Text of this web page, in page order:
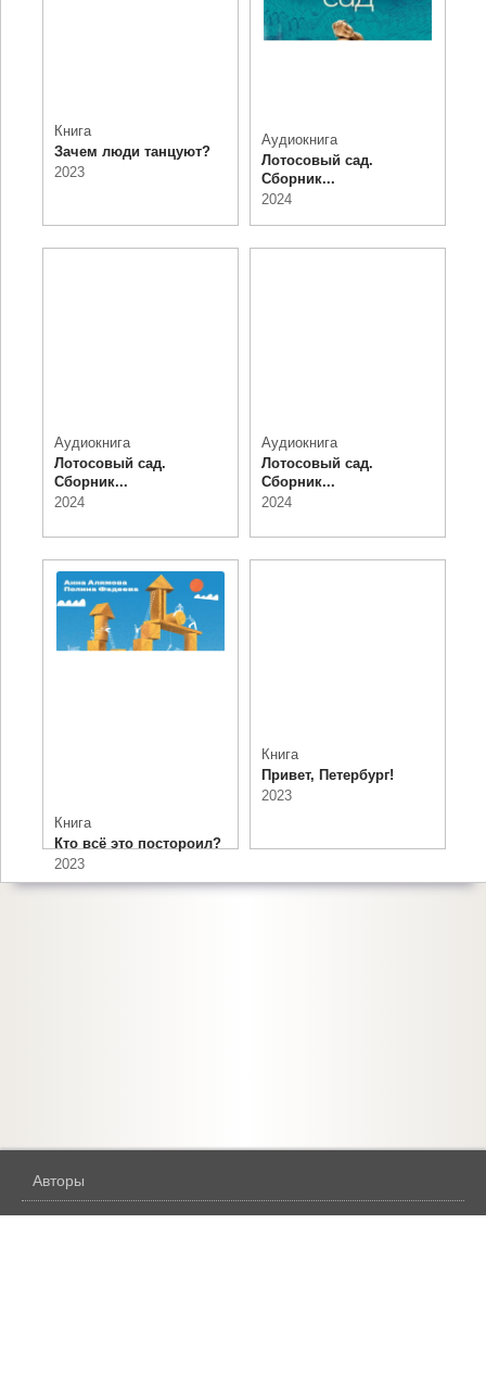
Книга
Зачем люди танцуют?
2023
Аудиокнига
Лотосовый сад.
Сборник...
2024
Аудиокнига
Лотосовый сад.
Сборник...
2024
Аудиокнига
Лотосовый сад.
Сборник...
2024
Книга
Кто всё это постороил?
2023
Книга
Привет, Петербург!
2023
Авторы